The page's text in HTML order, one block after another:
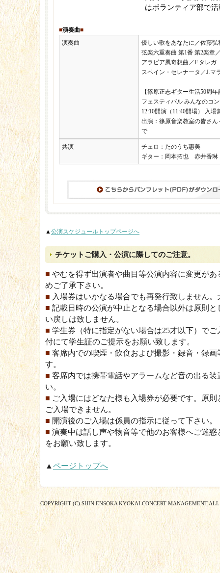
はボランティア部で
■演奏曲■
演奏曲
優しい歌をあなたに／佐藤弘
弦楽六重奏曲 第1番 第2楽章
アラビア風奇想曲／F.タレガ
スペイン・セレナータ／J.マ
【篠原正志ギター生活50周年
フェスティバル みんなのコ
12:10開演（11:40開場） 入場
出演：篠原音楽教室の皆さ
で
共演
チェロ：たのうち惠美
ギター：岡本拓也 赤井香
▲公演スケジュールトップページへ
チケットご購入・公演に際してのご注意。
■ やむを得ず出演者や曲目等公演内容に変更が
めご了承下さい。
■ 入場券はいかなる場合でも再発行致しません
■ 記載日時の公演が中止となる場合以外は原則
い戻しは致しません。
■ 学生券（特に指定がない場合は25才以下）で
付にて学生証のご提示をお願い致します。
■ 客席内での喫煙・飲食および撮影・録音・録
す。
■ 客席内では携帯電話やアラームなど音の出る
い。
■ ご入場にはどなた様も入場券が必要です。原
ご入場できません。
■ 開演後のご入場は係員の指示に従って下さい。
■ 演奏中は話し声や物音等で他のお客様へご迷
をお願い致します。
▲ ページトップへ
COPYRIGHT (C) SHIN ENSOKA KYOKAI CONCERT MANAGEMENT,ALL